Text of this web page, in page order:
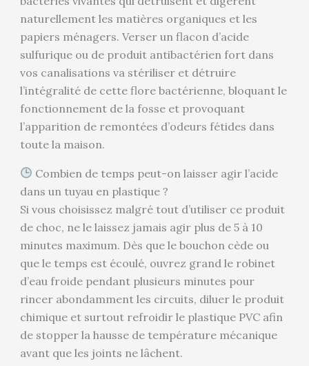
naturellement les matières organiques et les
papiers ménagers. Verser un flacon d’acide
sulfurique ou de produit antibactérien fort dans
vos canalisations va stériliser et détruire
l’intégralité de cette flore bactérienne, bloquant le
fonctionnement de la fosse et provoquant
l’apparition de remontées d’odeurs fétides dans
toute la maison.
Combien de temps peut-on laisser agir l’acide
dans un tuyau en plastique ?
Si vous choisissez malgré tout d’utiliser ce produit
de choc, ne le laissez jamais agir plus de 5 à 10
minutes maximum. Dès que le bouchon cède ou
que le temps est écoulé, ouvrez grand le robinet
d’eau froide pendant plusieurs minutes pour
rincer abondamment les circuits, diluer le produit
chimique et surtout refroidir le plastique PVC afin
de stopper la hausse de température mécanique
avant que les joints ne lâchent.